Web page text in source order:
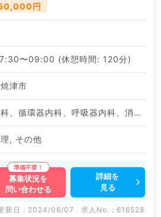
円
〜09:00 (休憩時間: 120分)
津市
一般内科、循環器内科、呼吸器内科、消化器内科、内分泌・代謝内科、腎臓内科
, その他
募集状況を
問い合わせる
詳細を
見る
新日 : 2024/06/07 求人No. : 616528